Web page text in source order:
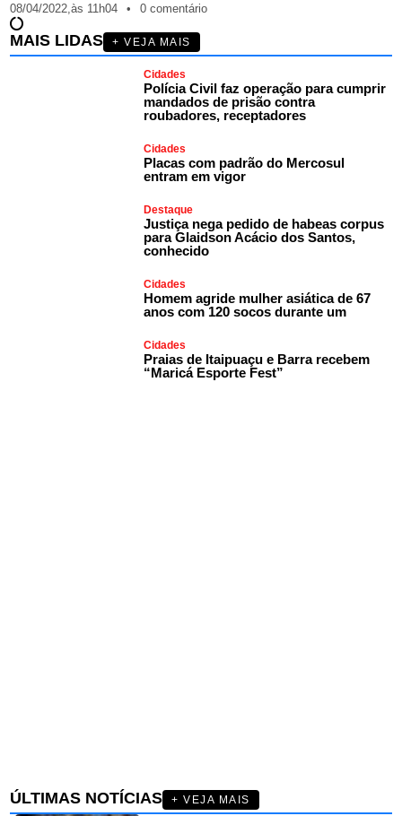
08/04/2022,às 11h04 • 0 comentário
MAIS LIDAS + VEJA MAIS
Cidades
Polícia Civil faz operação para cumprir
mandados de prisão contra
roubadores, receptadores
Cidades
Placas com padrão do Mercosul
entram em vigor
Destaque
Justiça nega pedido de habeas corpus
para Glaidson Acácio dos Santos,
conhecido
Cidades
Homem agride mulher asiática de 67
anos com 120 socos durante um
Cidades
Praias de Itaipuaçu e Barra recebem
“Maricá Esporte Fest”
ÚLTIMAS NOTÍCIAS
+ VEJA MAIS